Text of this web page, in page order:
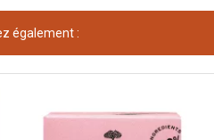
également :